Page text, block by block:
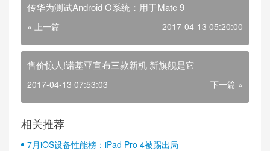
传华为测试Android O系统：用于Mate 9
« 上一篇 2017-04-13 05:20:00
售价惊人!诺基亚宣布三款新机 新旗舰是它
2017-04-13 07:53:03 下一篇 »
相关推荐
7月iOS设备性能榜：iPad Pro 4被踢出局